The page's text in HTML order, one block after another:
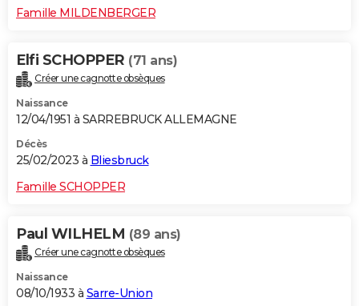
Famille MILDENBERGER
Elfi SCHOPPER (71 ans)
Créer une cagnotte obsèques
Naissance
12/04/1951 à SARREBRUCK ALLEMAGNE
Décès
25/02/2023 à Bliesbruck
Famille SCHOPPER
Paul WILHELM (89 ans)
Créer une cagnotte obsèques
Naissance
08/10/1933 à Sarre-Union